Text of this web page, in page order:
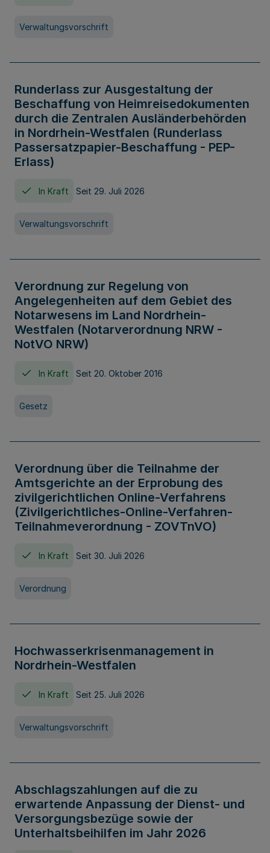
Verwaltungsvorschrift
Runderlass zur Ausgestaltung der
Beschaffung von Heimreisedokumenten
durch die Zentralen Ausländerbehörden
in Nordrhein-Westfalen (Runderlass
Passersatzpapier-Beschaffung - PEP-
Erlass)
In Kraft Seit 29. Juli 2026
Verwaltungsvorschrift
Verordnung zur Regelung von
Angelegenheiten auf dem Gebiet des
Notarwesens im Land Nordrhein-
Westfalen (Notarverordnung NRW -
NotVO NRW)
In Kraft Seit 20. Oktober 2016
Gesetz
Verordnung über die Teilnahme der
Amtsgerichte an der Erprobung des
zivilgerichtlichen Online-Verfahrens
(Zivilgerichtliches-Online-Verfahren-
Teilnahmeverordnung - ZOVTnVO)
In Kraft Seit 30. Juli 2026
Verordnung
Hochwasserkrisenmanagement in
Nordrhein-Westfalen
In Kraft Seit 25. Juli 2026
Verwaltungsvorschrift
Abschlagszahlungen auf die zu
erwartende Anpassung der Dienst- und
Versorgungsbezüge sowie der
Unterhaltsbeihilfen im Jahr 2026